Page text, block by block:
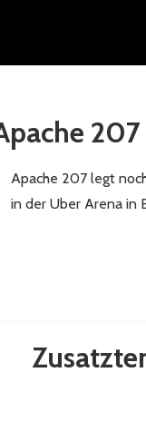
207
Apache 207 legt
in der Uber Arena in